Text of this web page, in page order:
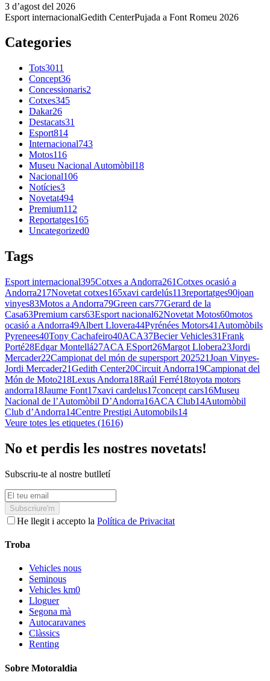
3 d’agost del 2026
Esport internacionalGedith CenterPujada a Font Romeu 2026
Categories
Tots3011
Concept36
Concessionaris2
Cotxes345
Dakar26
Destacats31
Esport814
Internacional743
Motos116
Museu Nacional Automòbil18
Nacional106
Notícies3
Novetat494
Premium112
Reportatges165
Uncategorized0
Tags
Esport internacional395Cotxes a Andorra261Cotxes ocasió a
Andorra217Novetat cotxes165xavi cardelús113reportatges90joan
vinyes83Motos a Andorra79Green cars77Gerard de la
Casa63Premium cars63Esport nacional62Novetat Motos60motos
ocasió a Andorra49Albert Llovera44Pyrénées Motors41 Automòbils
Pyrenees40Tony Cachafeiro40ACA37Becier Vehicles31Frank
Porté28Edgar Montellá27ACA ESport26Margot Llobera23Jordi
Mercader22Campionat del món de supersport 202521Joan Vinyes-
Jordi Mercader21Gedith Center20Circuit Andorra19Campionat del
Món de Moto218Lexus Andorra18Raúl Ferré18toyota motors
andorra18Jaume Font17xavi cardelus17concept cars16Museu
Nacional de l’Automòbil D’Andorra16ACA Club14Automòbil
Club d’Andorra14Centre Prestigi Automobils14
Veure totes les etiquetes (1616)
No et perdis les nostres novetats!
Subscriu-te al nostre butlletí
Subscriure'm
He llegit i accepto la Política de Privacitat
Troba
Vehicles nous
Seminous
Vehicles km0
Lloguer
Segona mà
Autocaravanes
Clàssics
Renting
Sobre Motoraldia